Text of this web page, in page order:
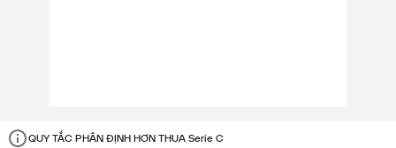
QUY TẮC PHÂN ĐỊNH HƠN THUA Serie C